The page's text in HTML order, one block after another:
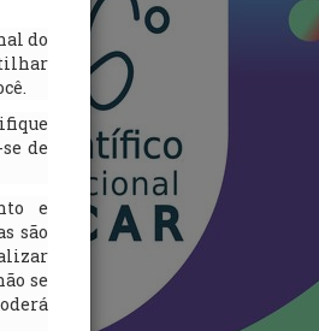
do
de
e
são
se